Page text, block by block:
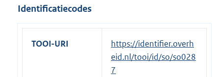
e
r
Identificatiecodes
TOOI-URI
https://identifier.overh
eid.nl/tooi/id/so/so028
7